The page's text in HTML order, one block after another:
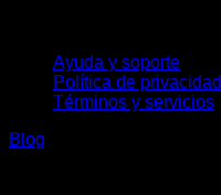
Ayuda y soporte
Política de privacidad
Términos y servicios
Blog